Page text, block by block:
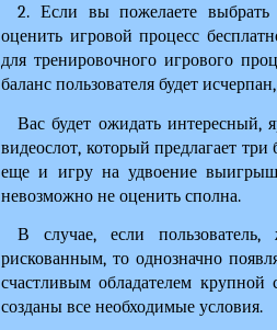
2. Если вы пожелаете
оценить игровой процесс
для тренировочного игрового
баланс пользователя будет
Вас будет ожидать
видеослот, который предлагает
еще и игру на удвоение
невозможно не оценить сполна.
В случае, если пользователь,
рискованным, то однозначно
счастливым обладателем
созданы все необходимые условия.